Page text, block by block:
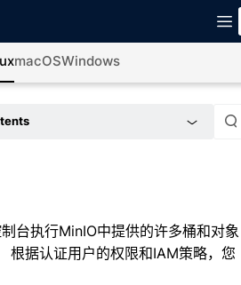
macOSWindows
台执行MinIO中提供的许多桶和对象
根据认证用户的权限和IAM策略，您